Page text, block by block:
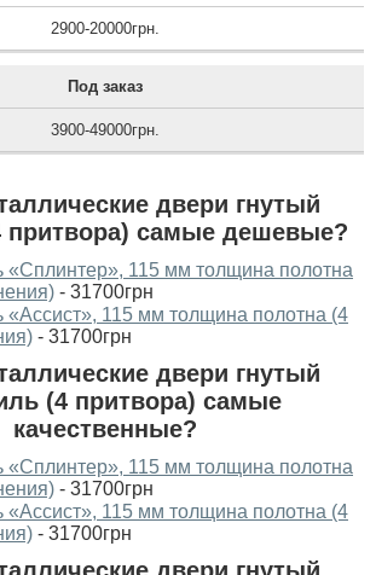
2900-20000грн.
Под заказ
3900-49000грн.
двери гнутый
самые дешевые?
«Сплинтер», 115 мм толщина полотна
- 31700грн
115 мм толщина полотна (4
- 31700грн
двери гнутый
(4 притвора) самые
качественные?
«Сплинтер», 115 мм толщина полотна
- 31700грн
115 мм толщина полотна (4
- 31700грн